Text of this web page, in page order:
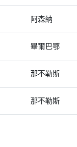
阿森納
畢爾巴鄂
那不勒斯
那不勒斯